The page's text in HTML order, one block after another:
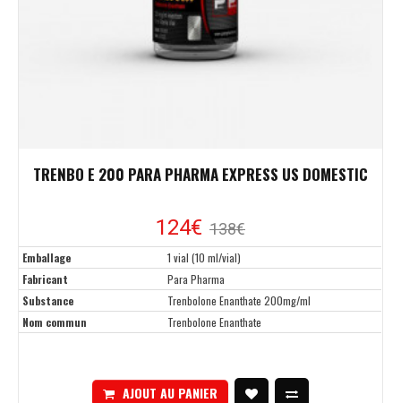
TRENBO E 200 PARA PHARMA EXPRESS US DOMESTIC
124€ 138€
Emballage
1 vial (10 ml/vial)
Fabricant
Para Pharma
Substance
Trenbolone Enanthate 200mg/ml
Nom commun
Trenbolone Enanthate
AJOUT AU PANIER